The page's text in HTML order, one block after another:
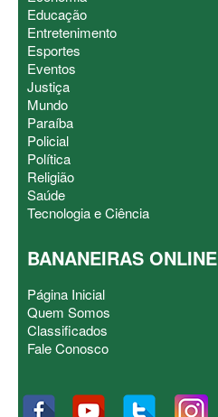
Educação
Entretenimento
Esportes
Eventos
Justiça
Mundo
Paraíba
Policial
Política
Religião
Saúde
Tecnologia e Ciência
BANANEIRAS ONLINE
Página Inicial
Quem Somos
Classificados
Fale Conosco